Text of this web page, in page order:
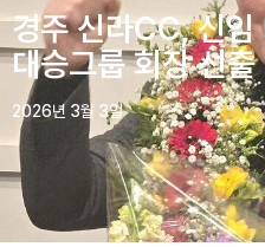
경주 신라CC, 신임
대승그룹 회장 선출
2026년 3월 3일